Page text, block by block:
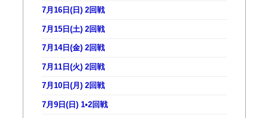
7月16日(日) 2回戦
7月15日(土) 2回戦
7月14日(金) 2回戦
7月11日(火) 2回戦
7月10日(月) 2回戦
7月9日(日) 1•2回戦